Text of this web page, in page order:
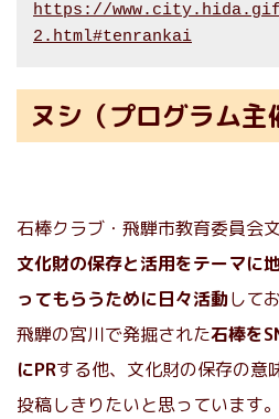
https://
2.html#tenrankai
ヌシ（プログラム
石棒クラブ・飛騨市教育委員会
文化財の保存と活用をテーマに
ってもらうために日々活動して
飛騨の宮川で発掘された石棒を
にPRする他、文化財の保存の
投稿しきりたいと思っています。